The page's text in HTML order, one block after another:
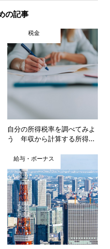
の記事
税金
自分の所得税率を調べてみよ
う 年収から計算する所得...
給与・ボーナス